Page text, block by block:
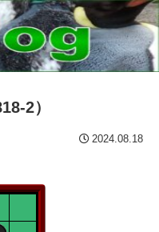
2）
2024.08.18